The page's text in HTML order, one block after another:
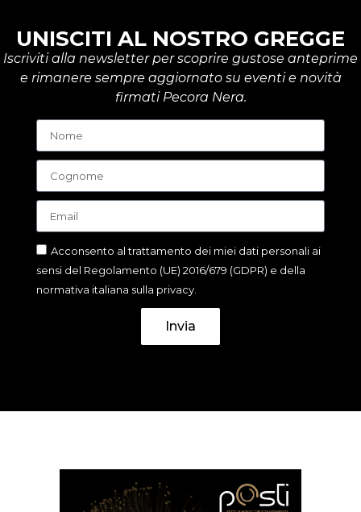
UNISCITI AL NOSTRO GREGGE
Iscriviti alla newsletter per scoprire gustose anteprime
e rimanere sempre aggiornato su eventi e novità
firmati Pecora Nera.
Acconsento al trattamento dei miei dati personali ai
sensi del Regolamento (UE) 2016/679 (GDPR) e della
normativa italiana sulla privacy.
Invia